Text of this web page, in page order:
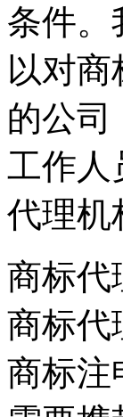
条件。
以对
的公司
工作人
代理机
商标代
商标代
商标注